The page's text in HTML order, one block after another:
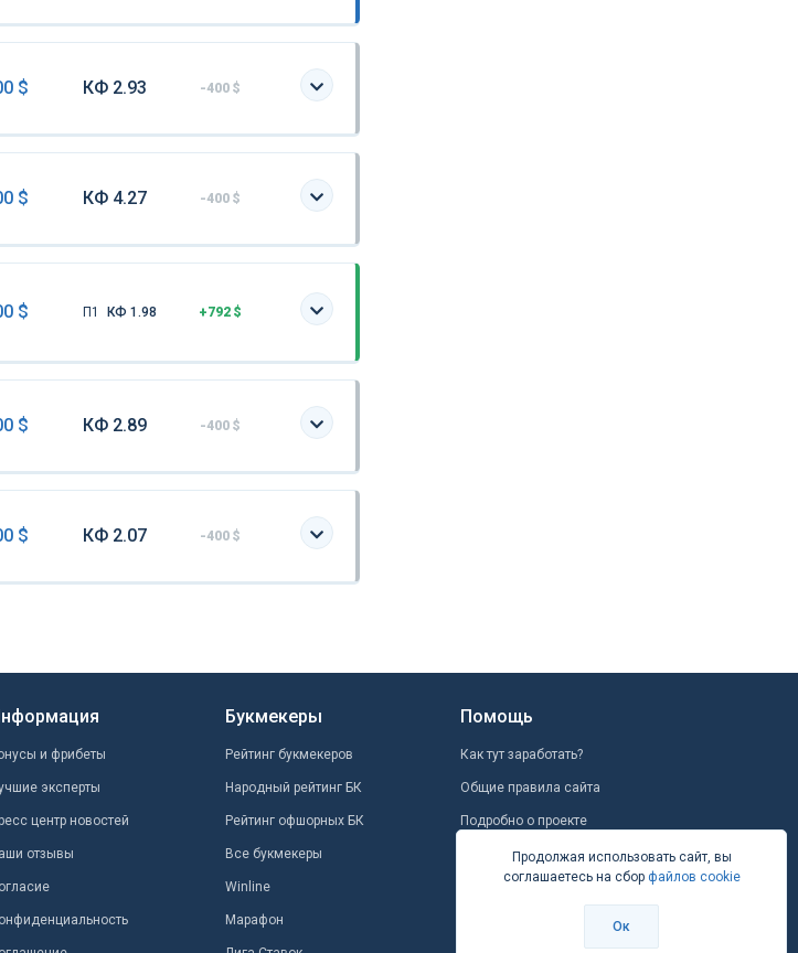
$ КФ 2.93 -400 $
$ КФ 4.27 -400 $
$ П1 КФ 1.98 +792 $
$ КФ 2.89 -400 $
$ КФ 2.07 -400 $
и фрибеты
эксперты
центр новостей
отзывы
Букмекеры
Рейтинг букмекеров
Народный рейтинг БК
Рейтинг офшорных БК
Все букмекеры
Winline
Марафон
Помощь
Как тут заработать?
Общие правила сайта
Подробно о проекте
Школа ставокПродолжая использовать сайт, вы
соглашаетесь на сбор файлов cookie
Ок